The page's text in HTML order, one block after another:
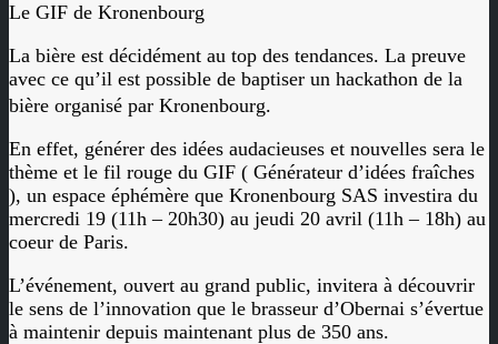
Le GIF de Kronenbourg
La bière est décidément au top des tendances. La preuve
avec ce qu’il est possible de baptiser un hackathon de la
bière organisé par Kronenbourg.
En effet, générer des idées audacieuses et nouvelles sera le
thème et le fil rouge du GIF ( Générateur d’idées fraîches
), un espace éphémère que Kronenbourg SAS investira du
mercredi 19 (11h – 20h30) au jeudi 20 avril (11h – 18h) au
coeur de Paris.
L’événement, ouvert au grand public, invitera à découvrir
le sens de l’innovation que le brasseur d’Obernai s’évertue
à maintenir depuis maintenant plus de 350 ans.